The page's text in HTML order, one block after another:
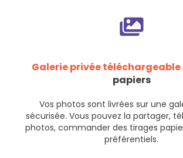
Galerie privée téléchargeable
papiers
Vos photos sont livrées sur une
sécurisée. Vous pouvez la partager,
photos, commander des tirages
préférentiels.